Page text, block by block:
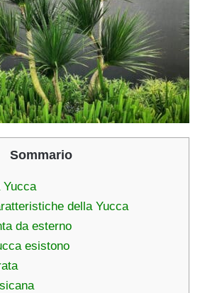
Sommario
Yucca
della Yucca
da esterno
esistono